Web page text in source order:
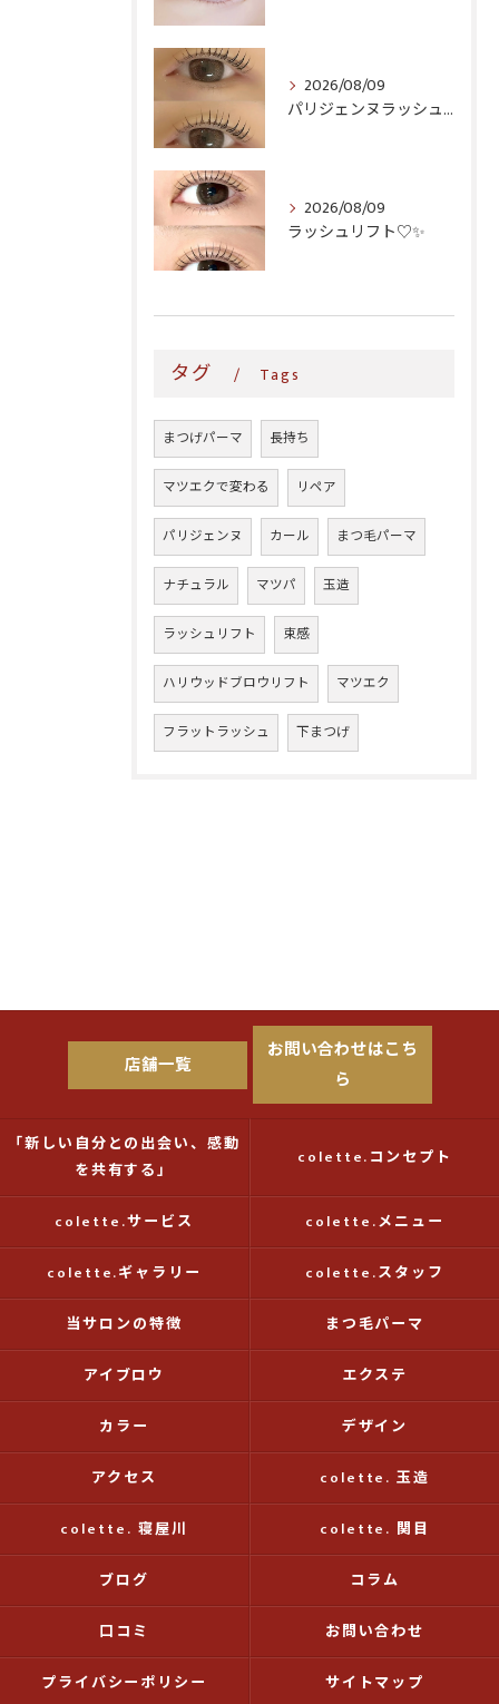
2026/08/09
パリジェンヌラッシュリフト♪
2026/08/09
ラッシュリフト♡✨
タグ Tags
まつげパーマ 長持ち
マツエクで変わる リペア
パリジェンヌ カール まつ毛パーマ
ナチュラル マツパ 玉造
ラッシュリフト 束感
ハリウッドブロウリフト マツエク
フラットラッシュ 下まつげ
店舗一覧
お問い合わせはこち
ら
「新しい自分との出会い、感動
を共有する」
colette.コンセプト
colette.サービス colette.メニュー
colette.ギャラリー colette.スタッフ
当サロンの特徴 まつ毛パーマ
アイブロウ エクステ
カラー デザイン
アクセス colette. 玉造
colette. 寝屋川 colette. 関目
ブログ コラム
口コミ お問い合わせ
プライバシーポリシー サイトマップ